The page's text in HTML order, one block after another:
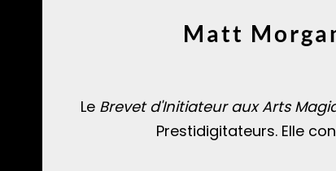
Matt
Le Brevet d'Initiateur aux Arts
Prestidigitateurs. Elle